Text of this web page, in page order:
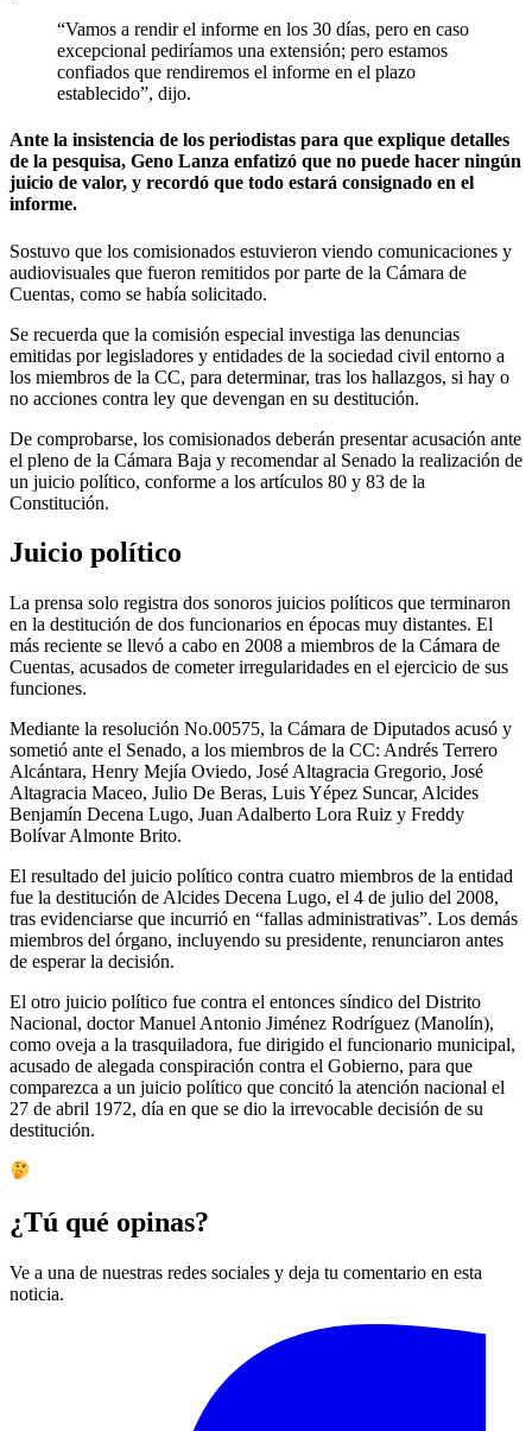
“Vamos a rendir el informe en los 30 días, pero en caso
excepcional pediríamos una extensión; pero estamos
confiados que rendiremos el informe en el plazo
establecido”, dijo.
Ante la insistencia de los periodistas para que explique detalles
de la pesquisa, Geno Lanza enfatizó que no puede hacer ningún
juicio de valor, y recordó que todo estará consignado en el
informe.
Sostuvo que los comisionados estuvieron viendo comunicaciones y
audiovisuales que fueron remitidos por parte de la Cámara de
Cuentas, como se había solicitado.
Se recuerda que la comisión especial investiga las denuncias
emitidas por legisladores y entidades de la sociedad civil entorno a
los miembros de la CC, para determinar, tras los hallazgos, si hay o
no acciones contra ley que devengan en su destitución.
De comprobarse, los comisionados deberán presentar acusación ante
el pleno de la Cámara Baja y recomendar al Senado la realización de
un juicio político, conforme a los artículos 80 y 83 de la
Constitución.
Juicio político
La prensa solo registra dos sonoros juicios políticos que terminaron
en la destitución de dos funcionarios en épocas muy distantes. El
más reciente se llevó a cabo en 2008 a miembros de la Cámara de
Cuentas, acusados de cometer irregularidades en el ejercicio de sus
funciones.
Mediante la resolución No.00575, la Cámara de Diputados acusó y
sometió ante el Senado, a los miembros de la CC: Andrés Terrero
Alcántara, Henry Mejía Oviedo, José Altagracia Gregorio, José
Altagracia Maceo, Julio De Beras, Luis Yépez Suncar, Alcides
Benjamín Decena Lugo, Juan Adalberto Lora Ruiz y Freddy
Bolívar Almonte Brito.
El resultado del juicio político contra cuatro miembros de la entidad
fue la destitución de Alcides Decena Lugo, el 4 de julio del 2008,
tras evidenciarse que incurrió en “fallas administrativas”. Los demás
miembros del órgano, incluyendo su presidente, renunciaron antes
de esperar la decisión.
El otro juicio político fue contra el entonces síndico del Distrito
Nacional, doctor Manuel Antonio Jiménez Rodríguez (Manolín),
como oveja a la trasquiladora, fue dirigido el funcionario municipal,
acusado de alegada conspiración contra el Gobierno, para que
comparezca a un juicio político que concitó la atención nacional el
27 de abril 1972, día en que se dio la irrevocable decisión de su
destitución.
¿Tú qué opinas?
Ve a una de nuestras redes sociales y deja tu comentario en esta
noticia.